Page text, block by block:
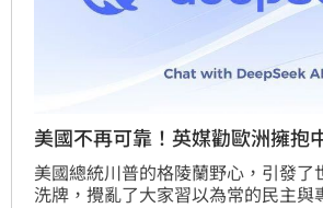
美國不再可靠！英媒勸歐洲擁抱
美國總統川普的格陵蘭野心，引發了
洗牌，攪亂了大家習以為常的民主與